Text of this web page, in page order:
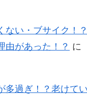
ない・ブサイク！？
由があった！？ に
多過ぎ！？老けてい